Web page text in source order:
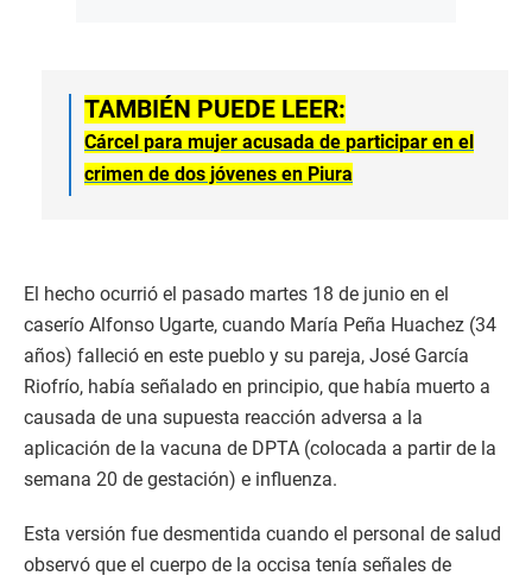
TAMBIÉN PUEDE LEER:
Cárcel para mujer acusada de participar en el
crimen de dos jóvenes en Piura
El hecho ocurrió el pasado martes 18 de junio en el
caserío Alfonso Ugarte, cuando María Peña Huachez (34
años) falleció en este pueblo y su pareja, José García
Riofrío, había señalado en principio, que había muerto a
causada de una supuesta reacción adversa a la
aplicación de la vacuna de DPTA (colocada a partir de la
semana 20 de gestación) e influenza.
Esta versión fue desmentida cuando el personal de salud
observó que el cuerpo de la occisa tenía señales de